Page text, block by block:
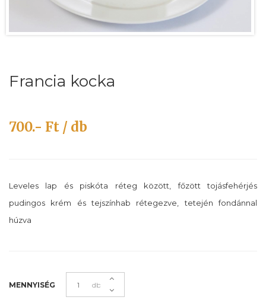
Francia kocka
700.- Ft / db
Leveles lap és piskóta réteg között, főzött tojásfehérjés
pudingos krém és tejszínhab rétegezve, tetején fondánnal
húzva
MENNYISÉG db